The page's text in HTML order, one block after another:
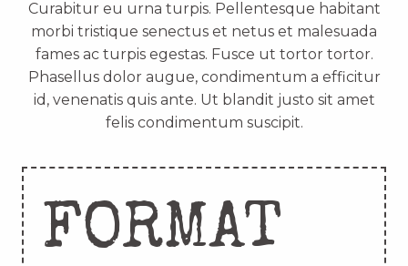
Curabitur eu urna turpis. Pellentesque habitant
morbi tristique senectus et netus et malesuada
fames ac turpis egestas. Fusce ut tortor tortor.
Phasellus dolor augue, condimentum a efficitur
id, venenatis quis ante. Ut blandit justo sit amet
felis condimentum suscipit.
FORMAT